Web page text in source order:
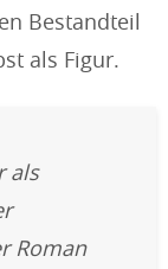
Bestandteil
als Figur.
als
Roman